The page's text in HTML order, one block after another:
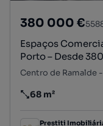
380 000 €
Espaços
Porto – Desde
Centro de Ramalde
Preço por metro
68 m²
Prestiti